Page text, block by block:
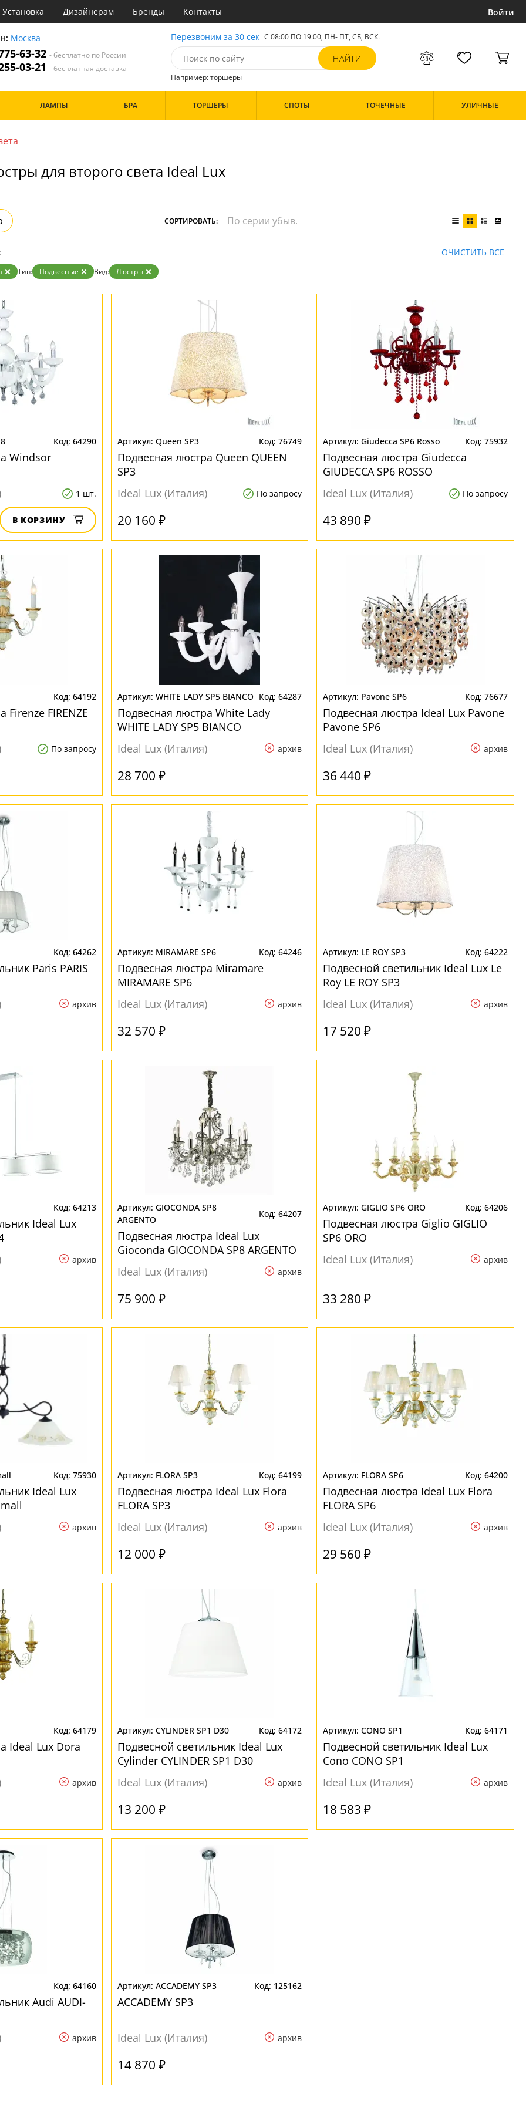
Установка Дизайнерам Бренды Контакты Войти
Москва
63-32- бесплатно по России
03-21- бесплатная доставка
Перезвоним за 30 сек С 08:00 ПО 19:00, ПН- ПТ, СБ, ВСК.
Например: торшеры
Черные
ЛАМПЫ БРА ТОРШЕРЫ СПОТЫ ТОЧЕЧНЫЕ УЛИЧНЫЕ
для второго света Ideal Lux
СОРТИРОВАТЬ:
ОЧИСТИТЬ ВСЕ
Тип: Подвесные Вид: Люстры
64290
Windsor
1 шт.
В КОРЗИНУ
Queen SP3 76749
Подвесная люстра Queen QUEEN
SP3
Ideal Lux (Италия)
По запросу
20 160 ₽
Giudecca SP6 Rosso 75932
Подвесная люстра Giudecca
GIUDECCA SP6 ROSSO
Ideal Lux (Италия)
По запросу
43 890 ₽
64192
Firenze FIRENZE
По запросу
WHITE LADY SP5 BIANCO 64287
Подвесная люстра White Lady
WHITE LADY SP5 BIANCO
Ideal Lux (Италия)
архив
28 700 ₽
Pavone SP6 76677
Подвесная люстра Ideal Lux Pavone
Pavone SP6
Ideal Lux (Италия)
архив
36 440 ₽
64262
Paris PARIS
архив
MIRAMARE SP6 64246
Подвесная люстра Miramare
MIRAMARE SP6
Ideal Lux (Италия)
архив
32 570 ₽
LE ROY SP3 64222
Подвесной светильник Ideal Lux Le
Roy LE ROY SP3
Ideal Lux (Италия)
архив
17 520 ₽
64213
Ideal Lux
архив
GIOCONDA SP8
ARGENTO
64207
Подвесная люстра Ideal Lux
Gioconda GIOCONDA SP8 ARGENTO
Ideal Lux (Италия)
архив
75 900 ₽
GIGLIO SP6 ORO 64206
Подвесная люстра Giglio GIGLIO
SP6 ORO
Ideal Lux (Италия)
архив
33 280 ₽
75930
Ideal Lux
архив
FLORA SP3 64199
Подвесная люстра Ideal Lux Flora
FLORA SP3
Ideal Lux (Италия)
архив
12 000 ₽
FLORA SP6 64200
Подвесная люстра Ideal Lux Flora
FLORA SP6
Ideal Lux (Италия)
архив
29 560 ₽
64179
Ideal Lux Dora
архив
CYLINDER SP1 D30 64172
Подвесной светильник Ideal Lux
Cylinder CYLINDER SP1 D30
Ideal Lux (Италия)
архив
13 200 ₽
CONO SP1 64171
Подвесной светильник Ideal Lux
Cono CONO SP1
Ideal Lux (Италия)
архив
18 583 ₽
64160
Audi AUDI-
архив
ACCADEMY SP3 125162
ACCADEMY SP3
Ideal Lux (Италия) архив
14 870 ₽